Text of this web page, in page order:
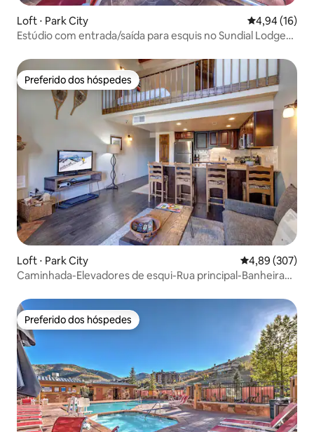
Loft ⋅ Park City 4,94 de uma
4,94 (16)
Estúdio com entrada/saída para esquis no Sundial Lodge
Preferido dos hóspedes
Preferido dos hóspedes
Loft ⋅ Park City 4,89 de uma
4,89 (307)
Caminhada-Elevadores de esqui-Rua principal-Banheira
Preferido dos hóspedes
Preferido dos hóspedes